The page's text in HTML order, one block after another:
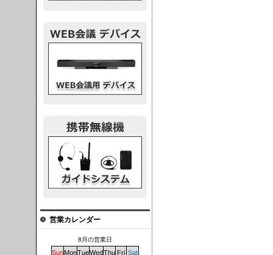
営業カレンダー
8月の営業日
SunMonTueWedThu Fri Sat